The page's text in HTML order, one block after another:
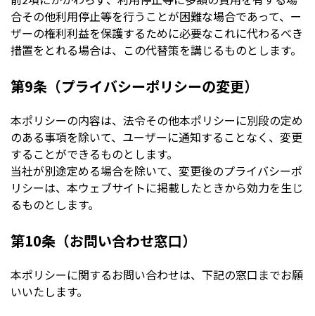
合その他利用停止等を行うことが困難な場合であって、ー
ザーの権利利益を保護するために必要なこれに代わるべき
措置をとれる場合は、この代替策を講じるものとします。
第9条（プライバシーポリシーの変更）
本ポリシーの内容は、法令その他本ポリシーに別段の定め
のある事項を除いて、ユーザーに通知することなく、変更
することができるものとします。
当社が別途定める場合を除いて、変更後のプライバシーポ
リシーは、本ウェブサイトに掲載したときから効力を生じ
るものとします。
第10条（お問い合わせ窓口）
本ポリシーに関するお問い合わせは、下記の窓口までお願
いいたします。